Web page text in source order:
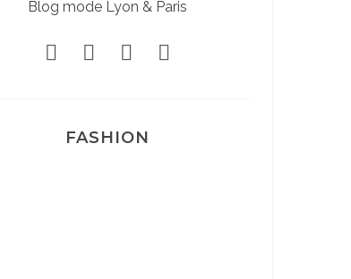
Blog mode Lyon & Paris
FASHION